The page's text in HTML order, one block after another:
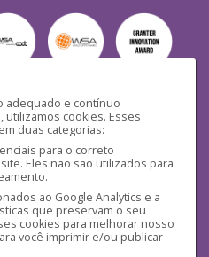
adequado e contínuo
cookies. Esses
duas categorias:
para o correto
Eles não são utilizados para
ao Google Analytics e a
que preservam o seu
cookies para melhorar nosso
você imprimir e/ou publicar
Sociais